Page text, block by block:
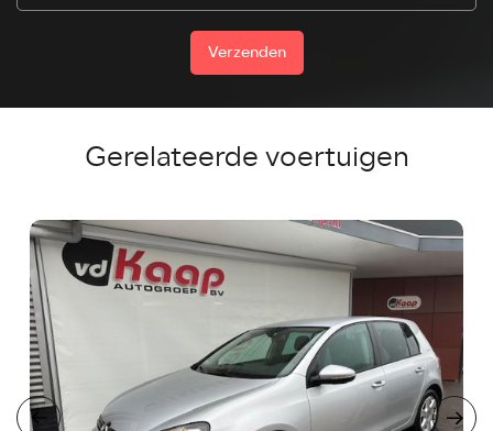
Verzenden
Gerelateerde voertuigen